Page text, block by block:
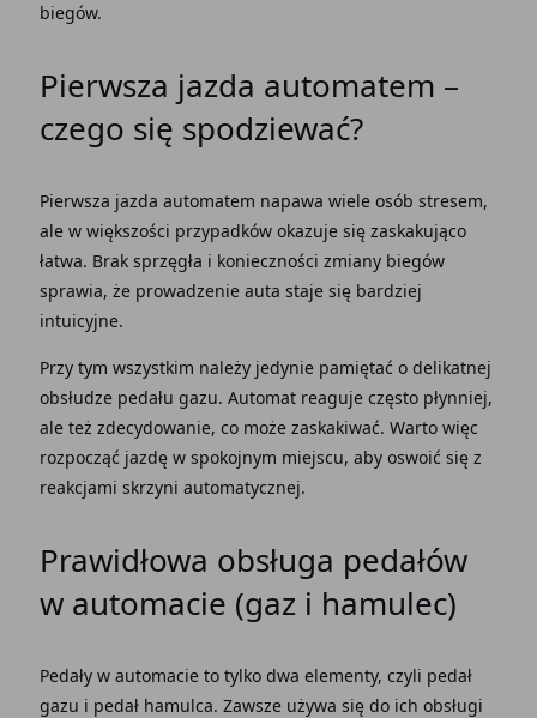
biegów.
Pierwsza jazda automatem –
czego się spodziewać?
Pierwsza jazda automatem napawa wiele osób stresem,
ale w większości przypadków okazuje się zaskakująco
łatwa. Brak sprzęgła i konieczności zmiany biegów
sprawia, że prowadzenie auta staje się bardziej
intuicyjne.
Przy tym wszystkim należy jedynie pamiętać o delikatnej
obsłudzepedału gazu. Automat reaguje często płynniej,
ale też zdecydowanie, co może zaskakiwać. Warto więc
rozpocząć jazdę w spokojnym miejscu, aby oswoić się z
reakcjami skrzyni automatycznej.
Prawidłowa obsługa pedałów
w automacie (gaz i hamulec)
Pedały w automacieto tylko dwa elementy, czyli pedał
gazu i pedał hamulca. Zawsze używa się do ich obsługi